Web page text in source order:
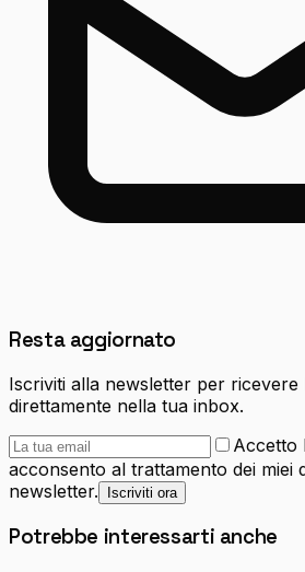
Resta aggiornato
Iscriviti alla newsletter per ricevere
direttamente nella tua inbox.
Accetto
acconsento al trattamento dei miei
newsletter.
Iscriviti ora
Potrebbe interessarti anche